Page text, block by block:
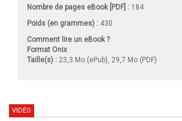
Nombre de pages eBook [PDF] : 184
Poids (en grammes) : 430
Comment lire un eBook ?
Format Onix
Taille(s) : 23,3 Mo (ePub), 29,7 Mo (PDF)
VIDÉO